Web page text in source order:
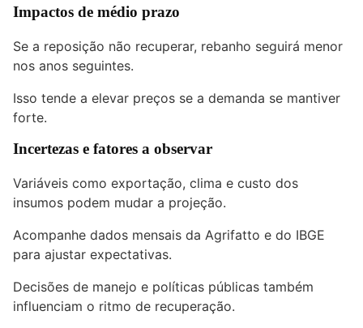
Impactos de médio prazo
Se a reposição não recuperar, rebanho seguirá menor
nos anos seguintes.
Isso tende a elevar preços se a demanda se mantiver
forte.
Incertezas e fatores a observar
Variáveis como exportação, clima e custo dos
insumos podem mudar a projeção.
Acompanhe dados mensais da Agrifatto e do IBGE
para ajustar expectativas.
Decisões de manejo e políticas públicas também
influenciam o ritmo de recuperação.